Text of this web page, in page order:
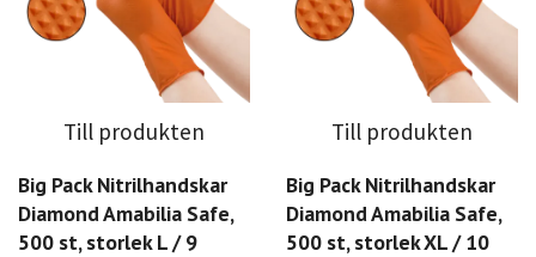
Till produkten
Big Pack Nitrilhandskar
Diamond Amabilia Safe,
500 st, storlek L / 9
Till produkten
Big Pack Nitrilhandskar
Diamond Amabilia Safe,
500 st, storlek XL / 10